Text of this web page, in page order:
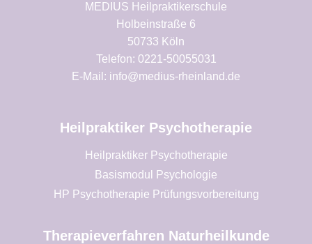
MEDIUS Heilpraktikerschule
Holbeinstraße 6
50733 Köln
Telefon: 0221-50055031
E-Mail: info@medius-rheinland.de
Heilpraktiker Psychotherapie
Heilpraktiker Psychotherapie
Basismodul Psychologie
HP Psychotherapie Prüfungsvorbereitung
Therapieverfahren Naturheilkunde